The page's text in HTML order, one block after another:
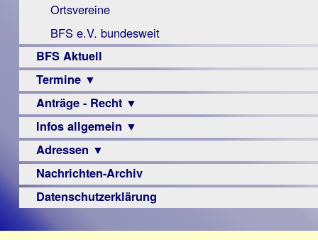
Ortsvereine
BFS e.V. bundesweit
BFS Aktuell
Termine ▼
Veranstaltungsprogramme
Anträge - Recht ▼
Archiv
Urteile
Infos allgemein ▼
Sehbehinderung
Frühförderung
Schule
–
Adressen ▼
Augenoptiker
Berufsbildungswerke
Nachrichten-Archiv
Datenschutzerklärung